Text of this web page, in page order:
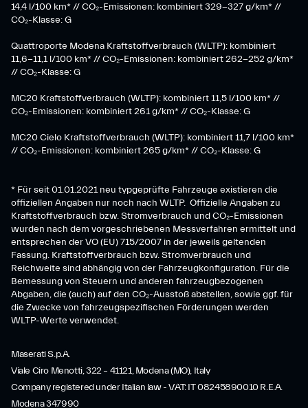
14,4 l/100 km* // CO₂-Emissionen: kombiniert 329-327 g/km* //
CO₂-Klasse: G
Quattroporte Modena Kraftstoffverbrauch (WLTP): kombiniert
11,6-11,1 l/100 km* // CO₂-Emissionen: kombiniert 262-252 g/km*
// CO₂-Klasse: G
MC20 Kraftstoffverbrauch (WLTP): kombiniert 11,5 l/100 km* //
CO₂-Emissionen: kombiniert 261 g/km* // CO₂-Klasse: G
MC20 Cielo Kraftstoffverbrauch (WLTP): kombiniert 11,7 l/100 km*
// CO₂-Emissionen: kombiniert 265 g/km* // CO₂-Klasse: G
* Für seit 01.01.2021 neu typgeprüfte Fahrzeuge existieren die
offiziellen Angaben nur noch nach WLTP. Offizielle Angaben zu
Kraftstoffverbrauch bzw. Stromverbrauch und CO₂-Emissionen
wurden nach dem vorgeschriebenen Messverfahren ermittelt und
entsprechen der VO (EU) 715/2007 in der jeweils geltenden
Fassung. Kraftstoffverbrauch bzw. Stromverbrauch und
Reichweite sind abhängig von der Fahrzeugkonfiguration. Für die
Bemessung von Steuern und anderen fahrzeugbezogenen
Abgaben, die (auch) auf den CO₂-Ausstoß abstellen, sowie ggf. für
die Zwecke von fahrzeugspezifischen Förderungen werden
WLTP-Werte verwendet.
Maserati S.p.A.
Viale Ciro Menotti, 322 – 41121, Modena (MO), Italy
Company registered under Italian law - VAT: IT 08245890010 R.E.A.
Modena 347990